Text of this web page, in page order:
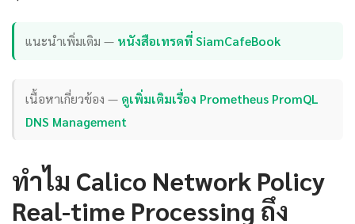
แนะนำเพิ่มเติม — หนังสือเทรดที่ SiamCafeBook
เนื้อหาเกี่ยวข้อง — ดูเพิ่มเติมเรื่อง Prometheus PromQL
DNS Management
ทำไม Calico Network Policy
Real-time Processing ถึง